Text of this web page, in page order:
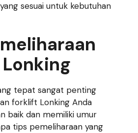
sesuai untuk kebutuhan
tepat sangat penting
forklift Lonking Anda
baik dan memiliki umur
tips pemeliharaan yang